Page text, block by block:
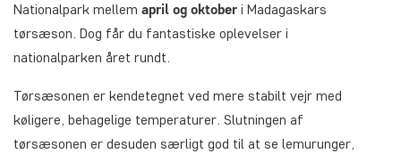
Nationalpark mellem april og oktober i Madagaskars
tørsæson. Dog får du fantastiske oplevelser i
nationalparken året rundt.
Tørsæsonen er kendetegnet ved mere stabilt vejr med
køligere, behagelige temperaturer. Slutningen af
tørsæsonen er desuden særligt god til at se lemurunger,